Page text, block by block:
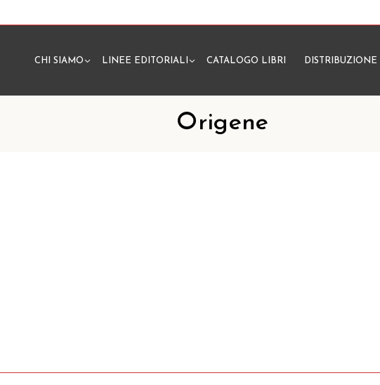
CHI SIAMO LINEE EDITORIALI CATALOGO LIBRI DISTRIBUZIONE
Origene